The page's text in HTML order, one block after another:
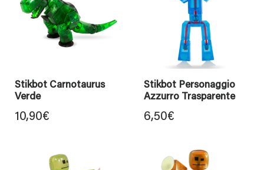
Stikbot Carnotaurus
Verde
10,90€
Stikbot Personaggio
Azzurro Trasparente
6,50€